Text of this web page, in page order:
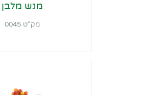
מגש מלבן
מק"ט 0045